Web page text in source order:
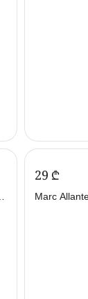
‍29‍ ₾
Marc